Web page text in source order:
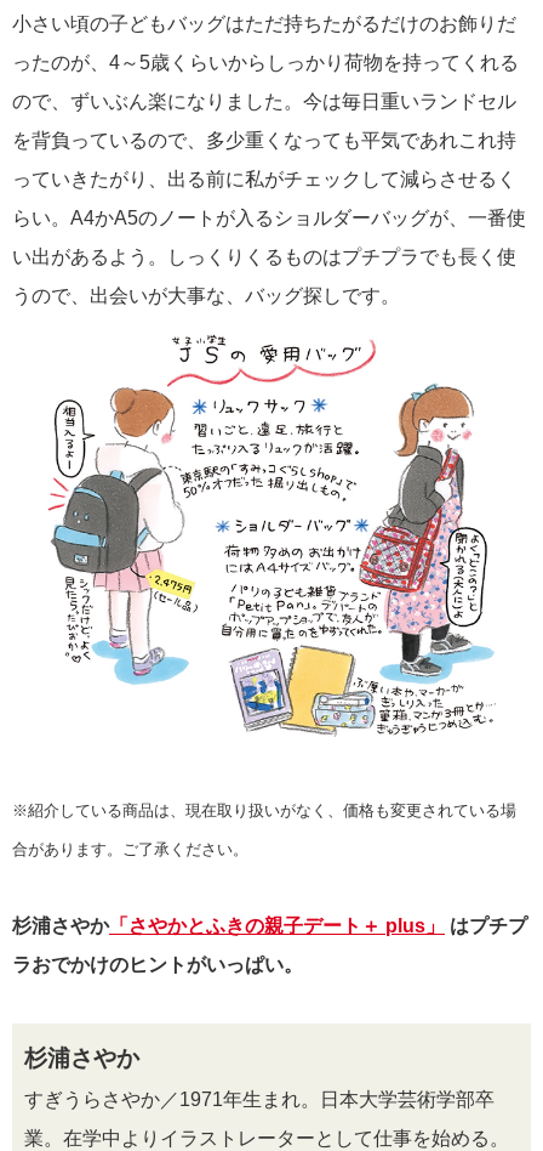
小さい頃の子どもバッグはただ持ちたがるだけのお飾りだ
ったのが、4～5歳くらいからしっかり荷物を持ってくれる
ので、ずいぶん楽になりました。今は毎日重いランドセル
を背負っているので、多少重くなっても平気であれこれ持
っていきたがり、出る前に私がチェックして減らさせるく
らい。A4かA5のノートが入るショルダーバッグが、一番使
い出があるよう。しっくりくるものはプチプラでも長く使
うので、出会いが大事な、バッグ探しです。
※紹介している商品は、現在取り扱いがなく、価格も変更されている場
合があります。ご了承ください。
杉浦さやか「さやかとふきの親子デート＋ plus」
はプチプ
ラおでかけのヒントがいっぱい。
杉浦さやか
すぎうらさやか／1971年生まれ。日本大学芸術学部卒
業。在学中よりイラストレーターとして仕事を始める。